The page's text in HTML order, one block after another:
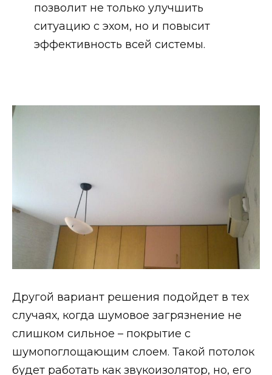
позволит не только улучшить
ситуацию с эхом, но и повысит
эффективность всей системы.
Другой вариант решения подойдет в тех
случаях, когда шумовое загрязнение не
слишком сильное – покрытие с
шумопоглощающим слоем. Такой потолок
будет работать как звукоизолятор, но, его